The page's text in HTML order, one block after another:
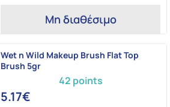
Μη διαθέσιμο
42 points
Wet n Wild Makeup Brush Flat Top
Brush 5gr
5.17€